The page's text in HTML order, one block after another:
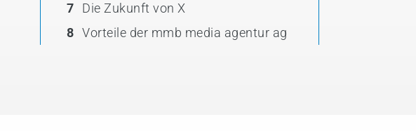
7
Die Zukunft von X
8 Vorteile der mmb media agentur ag